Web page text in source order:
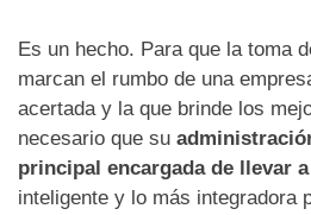
Es un hecho. Para que la toma
marcan el rumbo de una
acertada y la que brinde los
necesario que su
principal encargada de llevar
inteligente y lo más integradora